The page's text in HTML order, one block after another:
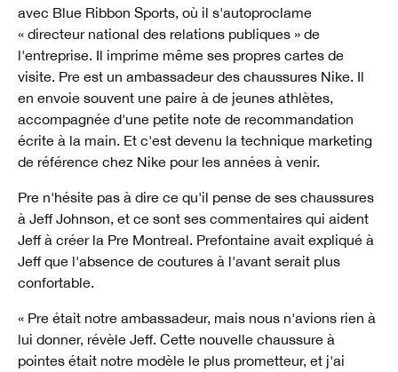
avec Blue Ribbon Sports, où il s'autoproclame
« directeur national des relations publiques » de
l'entreprise. Il imprime même ses propres cartes de
visite. Pre est un ambassadeur des chaussures Nike. Il
en envoie souvent une paire à de jeunes athlètes,
accompagnée d'une petite note de recommandation
écrite à la main. Et c'est devenu la technique marketing
de référence chez Nike pour les années à venir.
Pre n'hésite pas à dire ce qu'il pense de ses chaussures
à Jeff Johnson, et ce sont ses commentaires qui aident
Jeff à créer la Pre Montreal. Prefontaine avait expliqué à
Jeff que l'absence de coutures à l'avant serait plus
confortable.
« Pre était notre ambassadeur, mais nous n'avions rien à
lui donner, révèle Jeff. Cette nouvelle chaussure à
pointes était notre modèle le plus prometteur, et j'ai